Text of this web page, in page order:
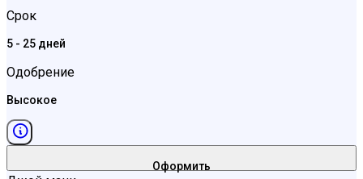
Срок
5 - 25 дней
Одобрение
Высокое
Оформить